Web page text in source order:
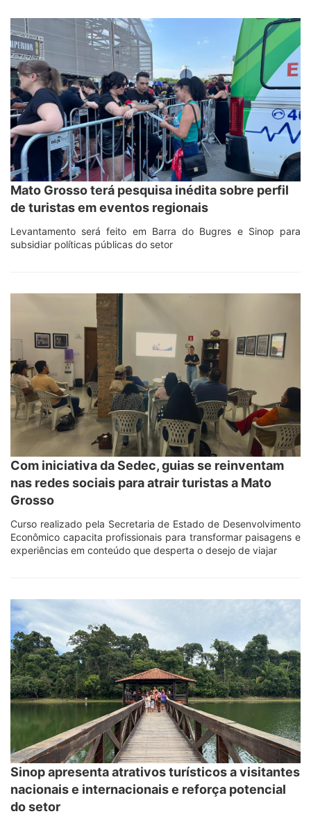
Mato Grosso terá pesquisa inédita sobre perfil
de turistas em eventos regionais
Levantamento será feito em Barra do Bugres e Sinop para
subsidiar políticas públicas do setor
Com iniciativa da Sedec, guias se reinventam
nas redes sociais para atrair turistas a Mato
Grosso
Curso realizado pela Secretaria de Estado de Desenvolvimento
Econômico capacita profissionais para transformar paisagens e
experiências em conteúdo que desperta o desejo de viajar
Sinop apresenta atrativos turísticos a visitantes
nacionais e internacionais e reforça potencial
do setor